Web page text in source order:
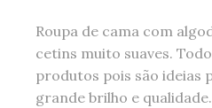
Roupa de cama com
cetins muito suaves.
produtos pois são ideias
grande brilho e